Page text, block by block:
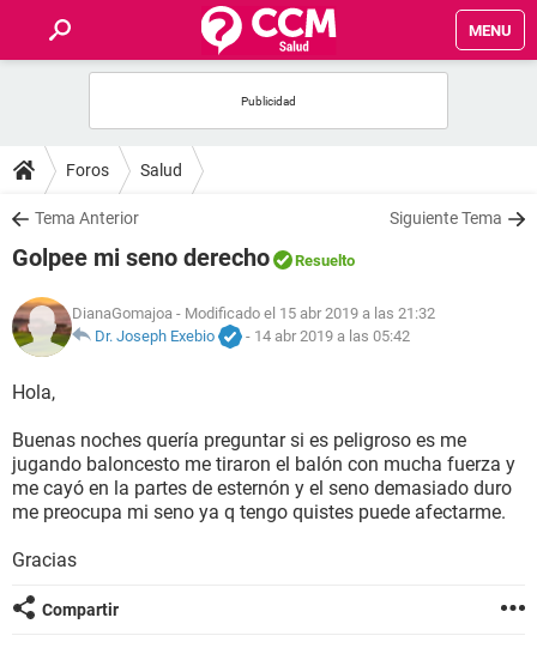
MENU
FOROS
SALUD
FAMILIA
NUTRICIÓN
BIENESTAR
SEXUALIDAD
GLOSARIO
Foros Salud
Tema Anterior Siguiente Tema
Golpee mi seno derecho Resuelto
DianaGomajoa - Modificado el 15 abr 2019 a las 21:32
Dr. Joseph Exebio
- 14 abr 2019 a las 05:42
Hola,
Buenas noches quería preguntar si es peligroso es me
jugando baloncesto me tiraron el balón con mucha fuerza y
me cayó en la partes de esternón y el seno demasiado duro
me preocupa mi seno ya q tengo quistes puede afectarme.
Gracias
Compartir